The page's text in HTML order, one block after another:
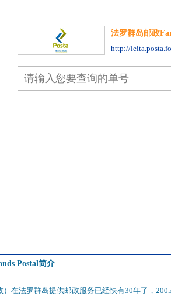
法罗群岛邮政
http://
Postal简介
）在法罗群岛提供邮政服务已经快有30年了，